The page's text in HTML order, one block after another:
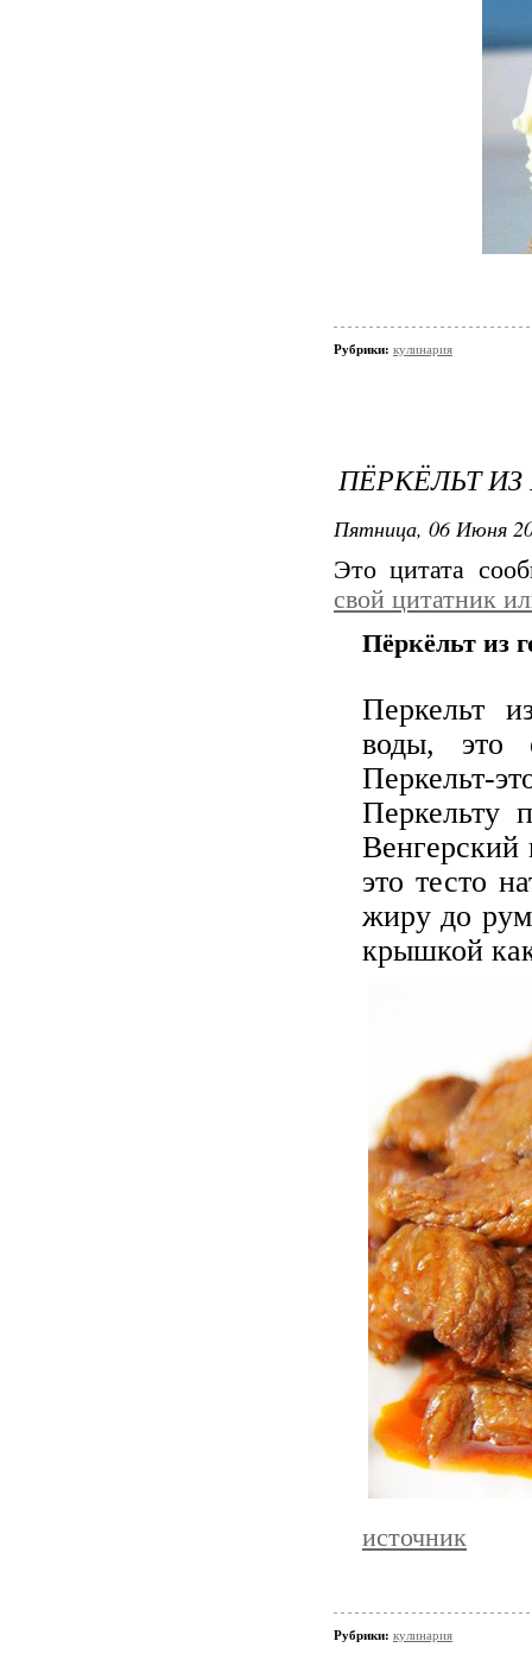
Рубрики: кулинария
ПЁРКЁЛЬТ ИЗ
Пятница, 06 Июня
Это цитата
свой цитатник
Пёркёльт из
Перкельт
воды, это
Перкельт-
Перкельту
Венгерский
это тесто
жиру до
крышкой
источник
Рубрики: кулинария